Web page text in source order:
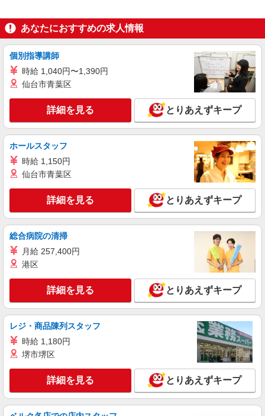
キープ 詳細を見る
派遣社員
株式会社シーエーセールススタッフ/tkYU40189a
NEW
コスメ販売
7.5H×22日勤務の場合「254,100円」※月収例は一
例です。ご経験により異なります。
〒106-0041 東京都港区麻布台1丁目2－3 ヒ
ルズレジデンスA 1F
キープ 詳細を見る
派遣社員
株式会社シーエーセールススタッフ/tkYU39535b
NEW
雑貨販売
時給1500円〜1600円
〒107-0062 東京都港区南青山5丁目2－15 ヴィ
詳細を見る
株式会社シーエーセールススタッフ/tkYU35662b
NEW
雑貨販売
実働7.5H×22日勤務の場合「247,500円」※月収例
は一例です。ご経験により異なります。
〒107-0052 東京都港区赤坂9丁目7－4 東京
ミッドタウン ガレリア 2F
キープ 詳細を見る
あなたにおすすめの求人情報
個別指導講師
時給 1,040円〜1,390円
仙台市青葉区
詳細を見る とりあえずキープ
ホールスタッフ
時給 1,150円
仙台市青葉区
詳細を見る とりあえずキープ
総合病院の清掃
月給 257,400円
港区
詳細を見る とりあえずキープ
レジ・商品陳列スタッフ
時給 1,180円
堺市堺区
詳細を見る とりあえずキープ